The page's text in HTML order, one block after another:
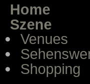
Home
Szene
Venues
Shopping